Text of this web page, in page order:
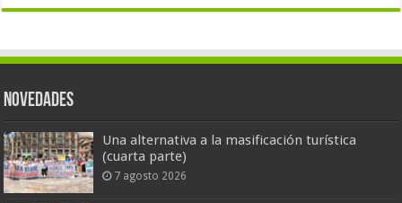
Novedades
Una alternativa a la masificación turística
(cuarta parte)
7 agosto 2026